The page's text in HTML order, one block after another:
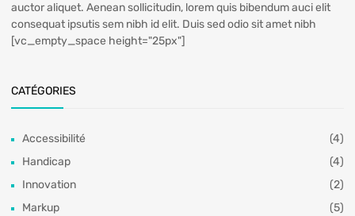
auctor aliquet. Aenean sollicitudin, lorem quis bibendum auci elit
consequat ipsutis sem nibh id elit. Duis sed odio sit amet nibh
[vc_empty_space height="25px"]
CATÉGORIES
Accessibilité
(4)
Handicap
(4)
Innovation
(2)
Markup
(5)